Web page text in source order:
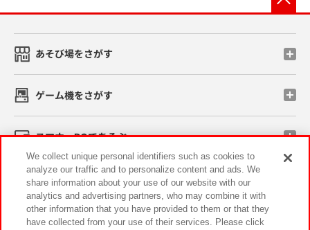
あそび場をさがす
ゲーム機をさがす
スマホ・PCであそぶ
イベント・キャンペーン
We collect unique personal identifiers such as cookies to
analyze our traffic and to personalize content and ads. We
share information about your use of our website with our
analytics and advertising partners, who may combine it with
other information that you have provided to them or that they
have collected from your use of their services. Please click